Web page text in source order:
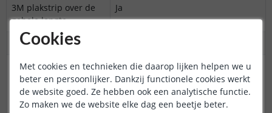
3M plakstrip over de
gehele lengte
Ja
Garantie
Op maat te knippen
Basic: 3,1 cm
Premium: 2,5 cm
Prime: Overal knipbaar
Pro: 2,5 cm
Cookies
Met cookies en technieken die daarop lijken helpen we u
beter en persoonlijker. Dankzij functionele cookies werkt
de website goed. Ze hebben ook een analytische functie.
Zo maken we de website elke dag een beetje beter.